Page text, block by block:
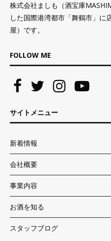
株式会社ましも（酒宝庫
した国際港湾都市「舞鶴市」に
屋）です。
FOLLOW ME
サイトメニュー
新着情報
会社概要
事業内容
お酒を知る
スタッフブログ